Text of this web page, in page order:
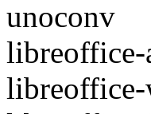
unoconv
libreoffice-